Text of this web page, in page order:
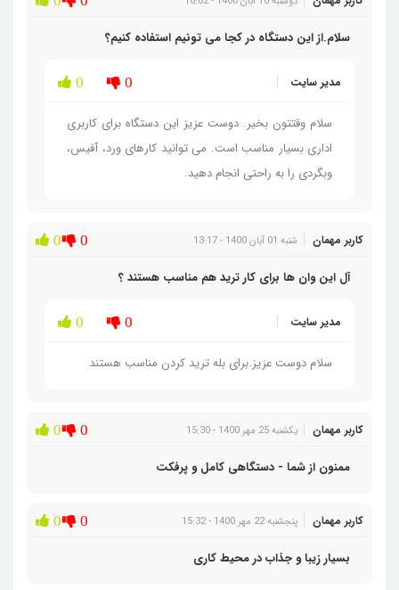
سلام.از این دستگاه در کجا می تونیم استفاده کنیم؟
مدیر سایت 0 0
سلام وقتتون بخیر. دوست عزیز این دستگاه برای کاربری
اداری بسیار مناسب است. می توانید کارهای ورد، آفیس،
وبگردی را به راحتی انجام دهید.
کاربر مهمان شنبه 01 آبان 1400 - 13:17 0 0
آل این وان ها برای کار ترید هم مناسب هستند ؟
مدیر سایت 0 0
سلام دوست عزیز.برای بله ترید کردن مناسب هستند
کاربر مهمان یکشنبه 25 مهر 1400 - 15:30 0 0
ممنون از شما - دستگاهی کامل و پرفکت
کاربر مهمان پنجشنبه 22 مهر 1400 - 15:32 0 0
بسیار زیبا و جذاب در محیط کاری